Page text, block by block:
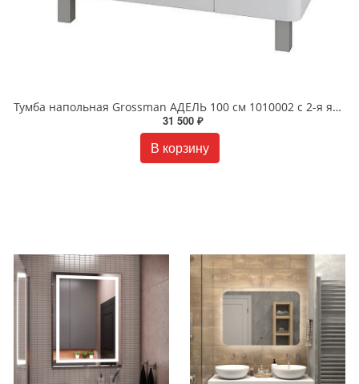
Тумба напольная Grossman АДЕЛЬ 100 см 1010002 с 2-я ящ. белая
31 500 ₽
В корзину